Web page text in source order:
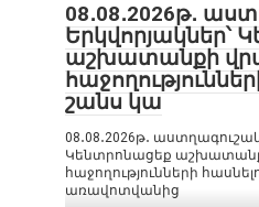
08․08․2026թ․
Երկվորյակներ՝
աշխատանքի
շանս կա
08․08․2026թ․
Կենտրոնացեք
հաջողությունների
առավոտվանից